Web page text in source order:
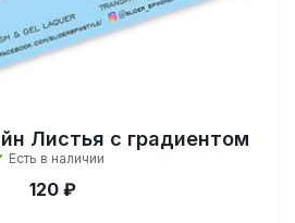
Листья с градиентом
Есть в наличии
120 ₽